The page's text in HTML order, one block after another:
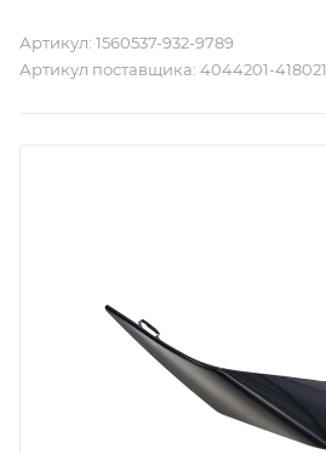
Артикул: 1560537-932-9789
Артикул поставщика: 4044201-418021